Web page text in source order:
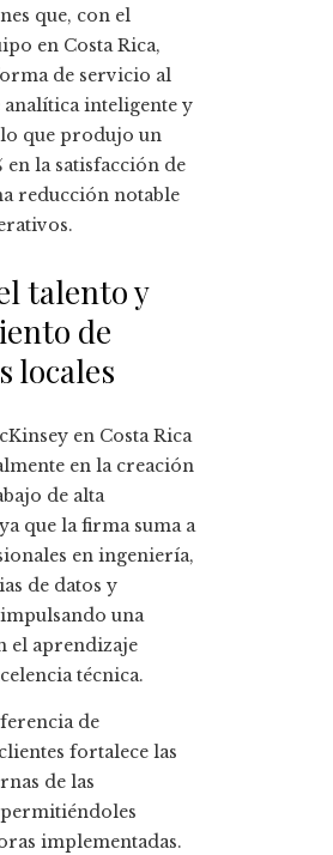
que, con el
en Costa Rica,
de servicio al
inteligente y
que produjo un
en la satisfacción de
reducción notable
talento y
de
locales
en Costa Rica
en la creación
de alta
que la firma suma a
en ingeniería,
de datos y
una
el aprendizaje
técnica.
de
fortalece las
de las
implementadas.